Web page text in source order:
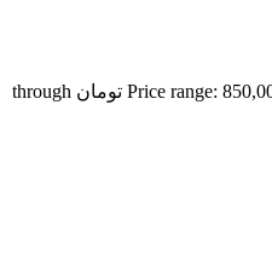
Price range: 850,000 تومان through